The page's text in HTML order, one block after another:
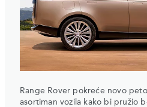
Range Rover pokreće novo
asortiman vozila kako bi pružio